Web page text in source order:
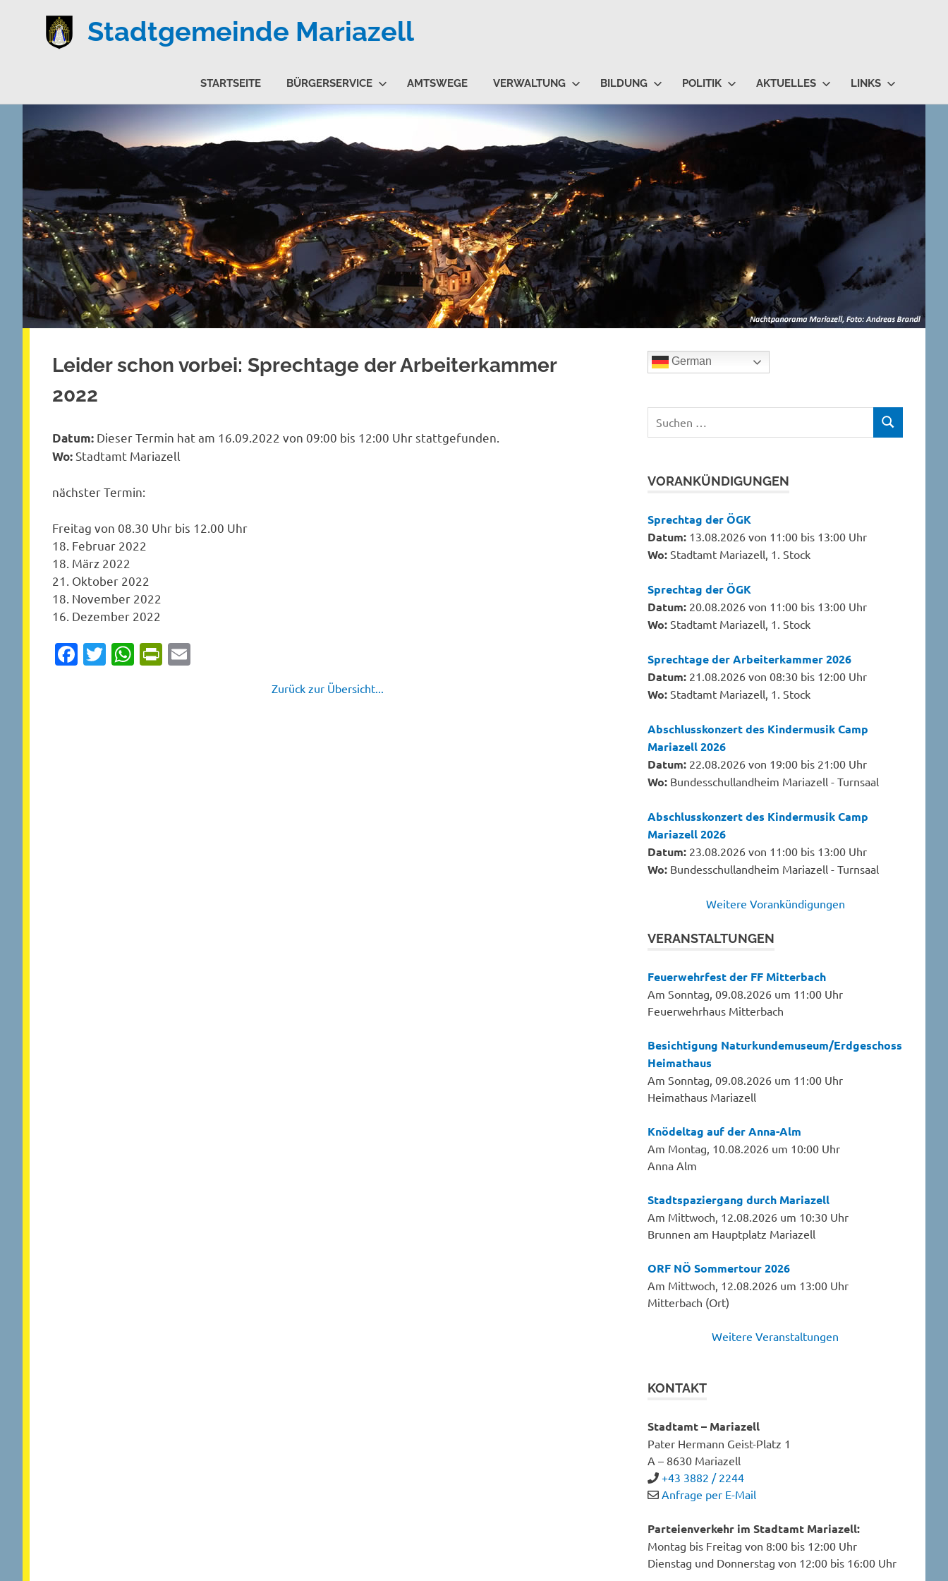
Inhalt
springen
Stadtgemeinde Mariazell
STARTSEITE BÜRGERSERVICE AMTSWEGE VERWALTUNG BILDUNG POLITIK AKTUELLES LINKS
Leider schon vorbei: Sprechtage der Arbeiterkammer
2022
Datum: Dieser Termin hat am 16.09.2022 von 09:00 bis 12:00 Uhr stattgefunden.
Wo: Stadtamt Mariazell
nächster Termin:
Freitag von 08.30 Uhr bis 12.00 Uhr
18. Februar 2022
18. März 2022
21. Oktober 2022
18. November 2022
16. Dezember 2022
Facebook
Twitter
WhatsApp
PrintFriendly
Zurück zur Übersicht...
German
Suchen
SUCHEN
VORANKÜNDIGUNGEN
Sprechtag der ÖGK
Datum: 13.08.2026 von 11:00 bis 13:00 Uhr
Wo: Stadtamt Mariazell, 1. Stock
Sprechtag der ÖGK
Datum: 20.08.2026 von 11:00 bis 13:00 Uhr
Wo: Stadtamt Mariazell, 1. Stock
Sprechtage der Arbeiterkammer 2026
Datum: 21.08.2026 von 08:30 bis 12:00 Uhr
Wo: Stadtamt Mariazell, 1. Stock
Abschlusskonzert des Kindermusik Camp
Mariazell 2026
Datum: 22.08.2026 von 19:00 bis 21:00 Uhr
Wo: Bundesschullandheim Mariazell - Turnsaal
Abschlusskonzert des Kindermusik Camp
Mariazell 2026
Datum: 23.08.2026 von 11:00 bis 13:00 Uhr
Wo: Bundesschullandheim Mariazell - Turnsaal
Weitere Vorankündigungen
VERANSTALTUNGEN
Feuerwehrfest der FF Mitterbach
Am Sonntag, 09.08.2026 um 11:00 Uhr
Feuerwehrhaus Mitterbach
Besichtigung Naturkundemuseum/Erdgeschoss
Heimathaus
Am Sonntag, 09.08.2026 um 11:00 Uhr
Heimathaus Mariazell
Knödeltag auf der Anna-Alm
Am Montag, 10.08.2026 um 10:00 Uhr
Anna Alm
Stadtspaziergang durch Mariazell
Am Mittwoch, 12.08.2026 um 10:30 Uhr
Brunnen am Hauptplatz Mariazell
ORF NÖ Sommertour 2026
Am Mittwoch, 12.08.2026 um 13:00 Uhr
Mitterbach (Ort)
Weitere Veranstaltungen
KONTAKT
Stadtamt – Mariazell
Pater Hermann Geist-Platz 1
A – 8630 Mariazell
+43 3882 / 2244
Anfrage per E-Mail
Parteienverkehr im Stadtamt Mariazell:
Montag bis Freitag von 8:00 bis 12:00 Uhr
Dienstag und Donnerstag von 12:00 bis 16:00 Uhr